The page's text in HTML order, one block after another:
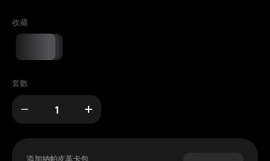
收藏
套數
添加納帕皮革卡包